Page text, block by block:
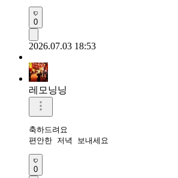
0
2026.07.03 18:53
레모닝닝
축하드려요
편안한 저녁 보내세요
0